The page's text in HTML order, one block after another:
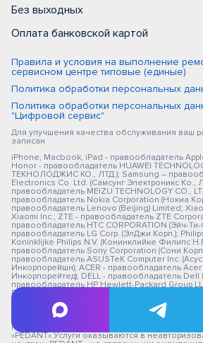
Без выходных
Оплата банковской картой
Правила и условия на выполнение
сервисном центре типовые (единые)
Политика обработки персональных
Политика обработки персональных
"Цифровой сервис"
Для улучшения качества обслуживания ваш
записан
iPhone, Macbook, iPad - правообладатель
Honor - правообладатель HUAWEI
ТЕКНОЛОДЖИС КО., ЛТД.); Samsung –
Electronics Co. Ltd. (Самсунг Электроникс Ко.,
правообладатель MEIZU TECHNOLOGY CO.,
правообладатель Nokia Corporation (Нокиа
правообладатель Lenovo (Beijing) Limited;
Xiaomi Inc.; ZTE - правообладатель ZTE
правообладатель HTC CORPORATION (Эйч-
правообладатель LG Corp. (ЭлДжи Корп.);
Koninklijke Philips N.V. (Конинклийке Филипс
правообладатель Sony Corporation (Сони
правообладатель ASUSTeK Computer Inc.
Инкорпорейшн); ACER - правообладатель
Инкорпорейтед); DELL - правообладатель Dell
правообладатель HP Hewlett-Packard Group
Паккард Груп ЛЛК); Toshiba - правообладатель
TOSHIBA, also trading as Toshiba
ТОШИБА также торгующая как Тосиба
используется с целью описания товара, в
производятся услуги по ремонту сервисными
«PEDANT».Услуги оказываются в